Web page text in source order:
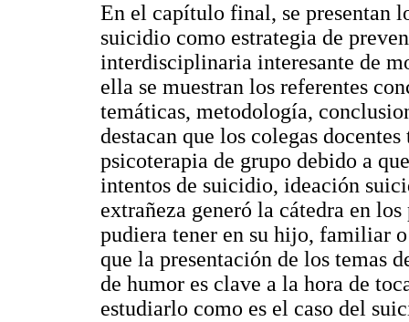
En el capítulo final, se presentan
suicidio como estrategia de
interdisciplinaria interesante de
ella se muestran los referentes
temáticas, metodología,
destacan que los colegas
psicoterapia de grupo debido a
intentos de suicidio, ideación
extrañeza generó la cátedra en
pudiera tener en su hijo, familiar
que la presentación de los temas
de humor es clave a la hora de
estudiarlo como es el caso del